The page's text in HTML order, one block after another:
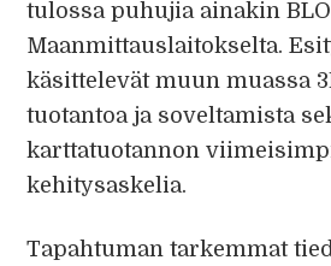
tulossa puhujia ainakin
Maanmittauslaitokselta.
käsittelevät muun muassa
tuotantoa ja soveltamista
karttatuotannon
kehitysaskelia.
Tapahtuman tarkemmat